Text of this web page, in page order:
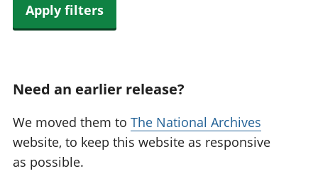
Apply filters
Need an earlier release?
We moved them to The National Archives
website, to keep this website as responsive
as possible.